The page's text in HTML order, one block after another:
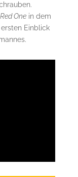
Onein dem
Einblick